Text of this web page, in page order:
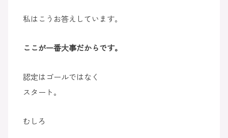
私はこうお答えしています。
ここが一番大事だからです。
認定はゴールではなく
スタート。
むしろ